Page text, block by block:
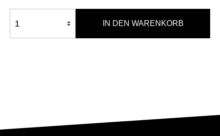
IN DEN WARENKORB